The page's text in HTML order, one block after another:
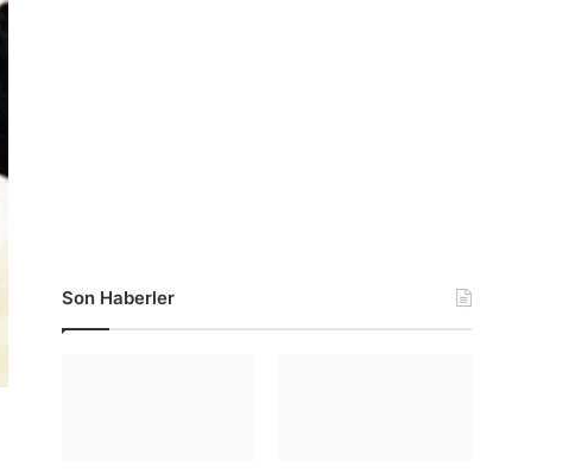
Son Haberler